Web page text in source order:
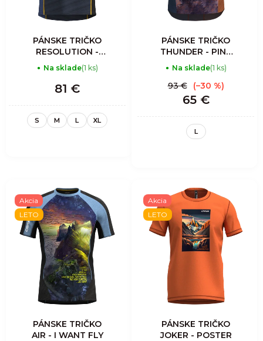
PÁNSKE TRIČKO
RESOLUTION -
SULPHUR BLACK
Na sklade(1 ks)
81 €
S M L XL
PÁNSKE TRIČKO
THUNDER - PINE
TREE
Na sklade(1 ks)
65 €
93 € (–30 %)
L
Akcia
LETO
PÁNSKE TRIČKO
AIR - I WANT FLY
Akcia
LETO
PÁNSKE TRIČKO
JOKER - POSTER